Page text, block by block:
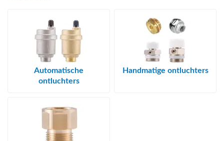
(Warmtepompen en warmtepompboilers)
Automatische
ontluchters
Handmatige ontluchters